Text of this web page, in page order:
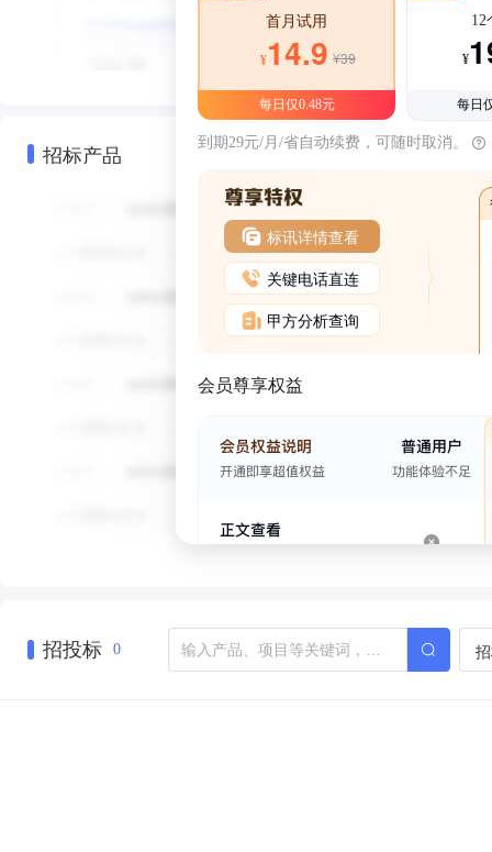
招标产品
首月试用
¥14.9 ¥39
每日仅0.48元
12
¥
每日
到期29元/月/省自动续费，可随时取消。
标讯详情查看
关键电话直连
甲方分析查询
会员尊享权益
招投标 0